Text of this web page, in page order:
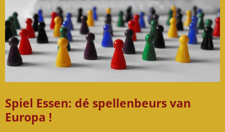
Spiel Essen: dé spellenbeurs van
Europa !